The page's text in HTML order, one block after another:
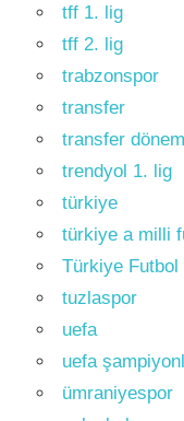
tff 1. lig
tff 2. lig
trabzonspor
transfer
transfer
trendyol 1. lig
türkiye
türkiye a milli
Türkiye Futbol
tuzlaspor
uefa
uefa
ümraniyespor